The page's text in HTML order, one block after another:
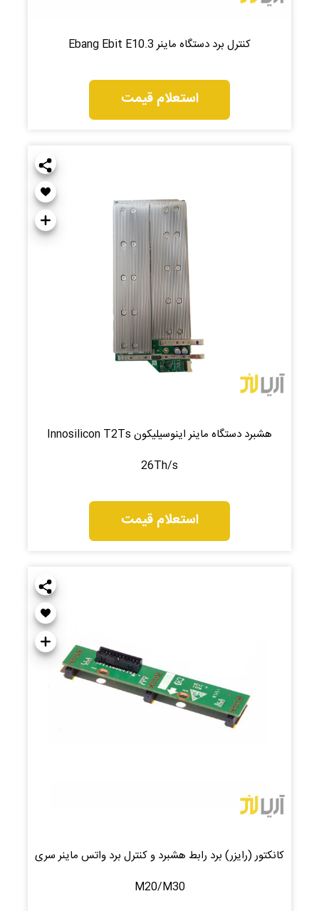
کنترل برد دستگاه ماینر Ebang Ebit E10.3
استعلام قیمت
هشبرد دستگاه ماینر اینوسیلیکون Innosilicon T2Ts
26Th/s
استعلام قیمت
کانکتور (رایزر) برد رابط هشبرد و کنترل برد واتس‌ ماینر سری
M20/M30